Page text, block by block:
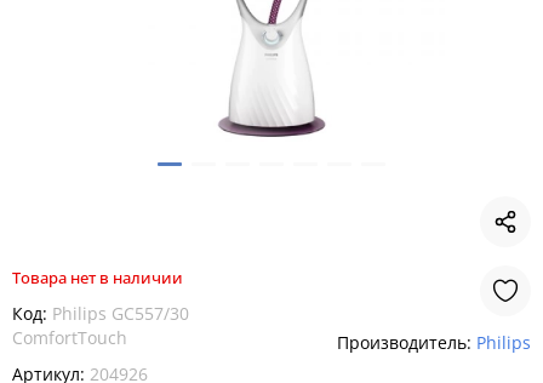
Товара нет в наличии
Код: Philips GC557/30
ComfortTouch
Артикул: 204926
Производитель: Philips